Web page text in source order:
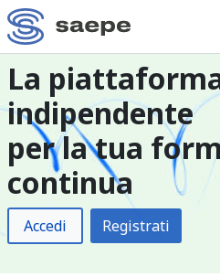
La
indipendente
per la tua
continua
Accedi Registrati